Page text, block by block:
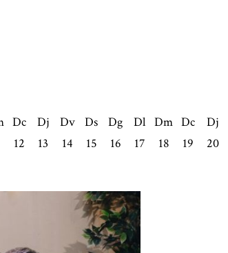
Dc
12
Dj
13
Dv
14
Ds
15
Dg
16
Dl
17
Dm
18
Dc
19
Dj
20